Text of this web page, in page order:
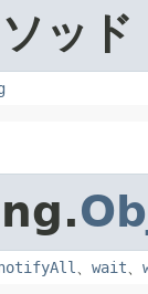
ッド
、 wait、